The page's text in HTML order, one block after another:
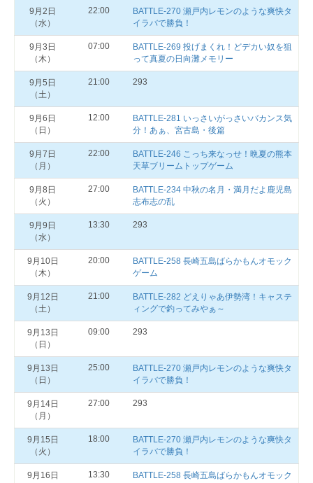
9月2日
（水）
22:00
BATTLE-270 瀬戸内レモンのような爽快タ
イラバで勝負！
9月3日
（木）
07:00
BATTLE-269 投げまくれ！どデカい奴を狙
って真夏の日向灘メモリー
9月5日
（土）
21:00 293
9月6日
（日）
12:00
BATTLE-281 いっさいがっさいバカンス気
分！あぁ、宮古島・後篇
9月7日
（月）
22:00
BATTLE-246 こっち来なっせ！晩夏の熊本
天草ブリームトップゲーム
9月8日
（火）
27:00
BATTLE-234 中秋の名月・満月だよ鹿児島
志布志の乱
9月9日
（水）
13:30 293
9月10日
（木）
20:00
BATTLE-258 長崎五島ばらかもんオモック
ゲーム
9月12日
（土）
21:00
BATTLE-282 どえりゃあ伊勢湾！キャステ
ィングで釣ってみやぁ～
9月13日
（日）
09:00 293
9月13日
（日）
25:00
BATTLE-270 瀬戸内レモンのような爽快タ
イラバで勝負！
9月14日
（月）
27:00 293
9月15日
（火）
18:00
BATTLE-270 瀬戸内レモンのような爽快タ
イラバで勝負！
9月16日
13:30
BATTLE-258 長崎五島ばらかもんオモック